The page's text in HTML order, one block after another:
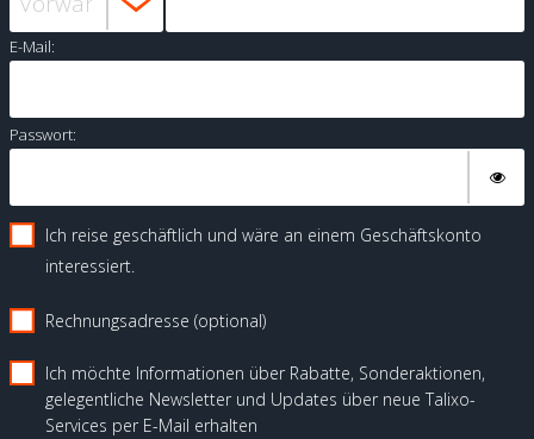
E-Mail:
Passwort:
Ich reise geschäftlich und wäre an einem Geschäftskonto
interessiert.
Rechnungsadresse (optional)
Ich möchte Informationen über Rabatte, Sonderaktionen,
gelegentliche Newsletter und Updates über neue Talixo-
Services per E-Mail erhalten